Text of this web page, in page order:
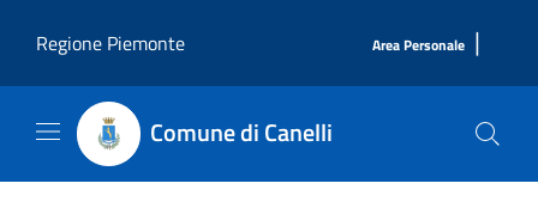
Regione Piemonte
Area Personale |
Comune di Canelli